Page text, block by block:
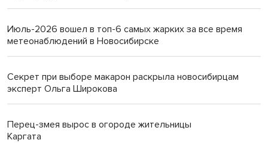
Июль-2026 вошел в топ-6 самых жарких за все время
метеонаблюдений в Новосибирске
Секрет при выборе макарон раскрыла новосибирцам
эксперт Ольга Широкова
Перец-змея вырос в огороде жительницы
Каргата